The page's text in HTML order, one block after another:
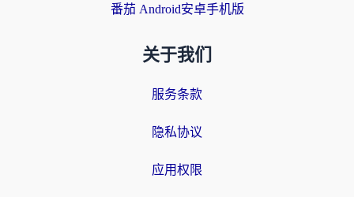
番茄 Android安卓手机版
关于我们
服务条款
隐私协议
应用权限